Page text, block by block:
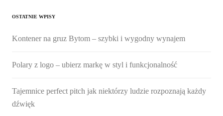
OSTATNIE WPISY
Kontener na gruz Bytom – szybki i wygodny wynajem
Polary z logo – ubierz markę w styl i funkcjonalność
Tajemnice perfect pitch jak niektórzy ludzie rozpoznają każdy
dźwięk